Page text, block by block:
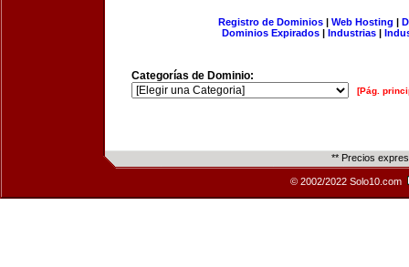
Registro de Dominios| Web Hosting |
Dominios Expirados | Industrias |
Categorías de Dominio:
[Pág.
** Precios
© 2002/2022 Solo10.com